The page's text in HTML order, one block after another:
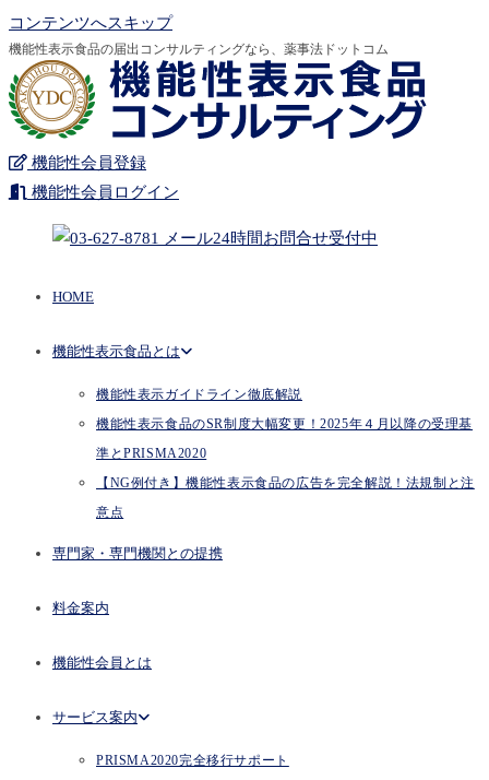
コンテンツへスキップ
機能性表示食品の届出コンサルティングなら、薬事法ドットコム
機能性会員登録
機能性会員ログイン
HOME
機能性表示食品とは
機能性表示ガイドライン徹底解説
機能性表示食品のSR制度大幅変更！2025年４月以降の受理基
準とPRISMA2020
【NG例付き】機能性表示食品の広告を完全解説！法規制と注
意点
専門家・専門機関との提携
料金案内
機能性会員とは
サービス案内
PRISMA2020完全移行サポート